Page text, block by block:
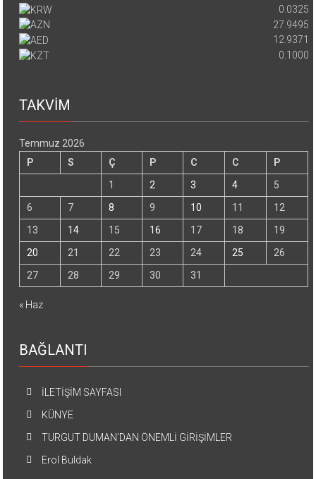
0.0325
27.9495
12.9371
0.1000
TAKVİM
Temmuz 2026
P
S Ç P C C
P
1
2 3 4
5
6
7 8 9 10 11
12
13
14 15 16 17 18
19
20
21 22 23 24 25
26
27
28 29 30 31
« Haz
BAĞLANTI
İLETİŞİM SAYFASI
KÜNYE
TURGUT DUMAN’DAN ÖNEMLİ GİRİŞİMLER
Erol Buldak